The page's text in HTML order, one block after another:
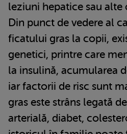
leziuni hepatice sau
Din punct de vedere al
ficatului gras la copii,
genetici, printre care
la insulină, acumularea
iar factorii de risc sunt
gras este strâns legată
arterială, diabet,